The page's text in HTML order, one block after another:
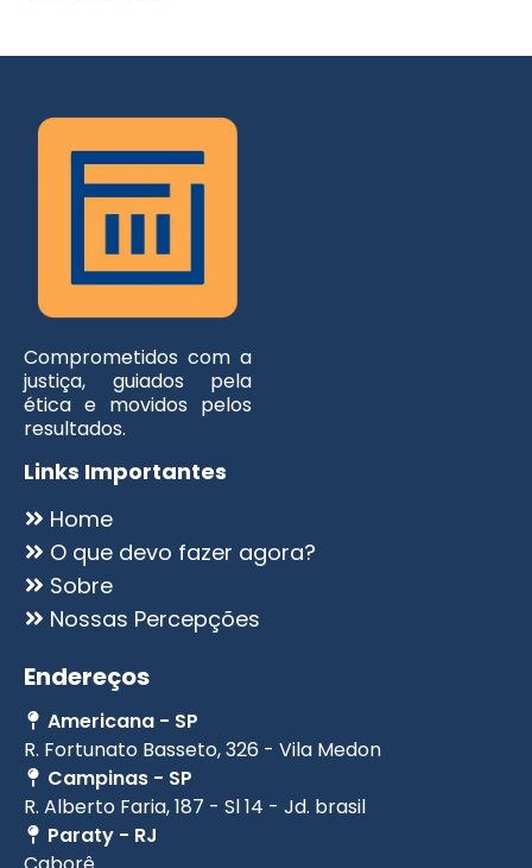
Comprometidos com a
justiça, guiados pela
ética e movidos pelos
resultados.
Links Importantes
Home
O que devo fazer agora?
Sobre
Nossas Percepções
Endereços
Americana - SP
R. Fortunato Basseto, 326 - Vila Medon
Campinas - SP
R. Alberto Faria, 187 - Sl 14 - Jd. brasil
Paraty - RJ